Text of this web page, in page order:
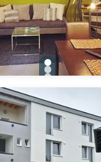
Zu Slide 1
Zu Slide 2
Zu Slide 5
Zu Slide 6